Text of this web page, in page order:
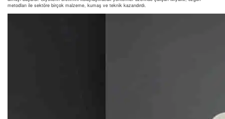
metodları ile sektöre birçok malzeme, kumaş ve teknik kazandırdı.